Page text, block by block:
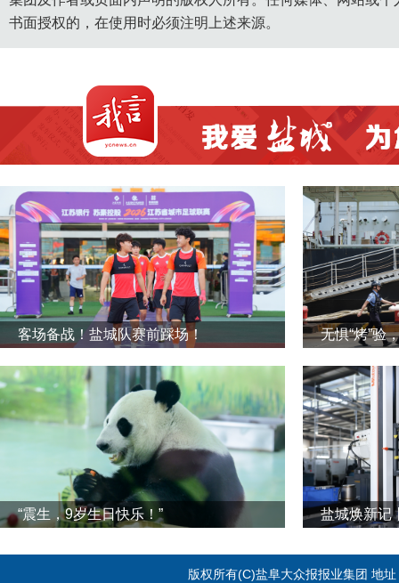
书面授权的，在使用时必须注明上述来源。
客场备战！盐城队赛前踩场！ 无惧“烤”验
“震生，9岁生日快乐！”
版权所有(C)盐阜大众报报业集团 地